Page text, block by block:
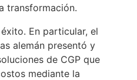
transformación.
En particular, el
alemán presentó y
de CGP que
mediante la